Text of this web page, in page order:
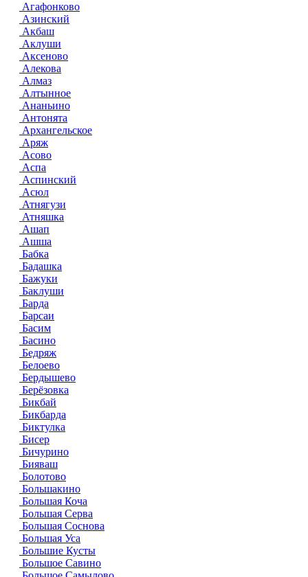
Агафонково
Азинский
Акбаш
Аклуши
Аксеново
Алекова
Алмаз
Алтынное
Ананьино
Антонята
Архангельское
Аряж
Асово
Аспа
Аспинский
Асюл
Атнягузи
Атняшка
Ашап
Ашша
Бабка
Бадашка
Бажуки
Баклуши
Барда
Барсаи
Басим
Басино
Бедряж
Белоево
Бердышево
Берёзовка
Бикбай
Бикбарда
Биктулка
Бисер
Бичурино
Бияваш
Болотово
Большакино
Большая Коча
Большая Серва
Большая Соснова
Большая Уса
Большие Кусты
Большое Савино